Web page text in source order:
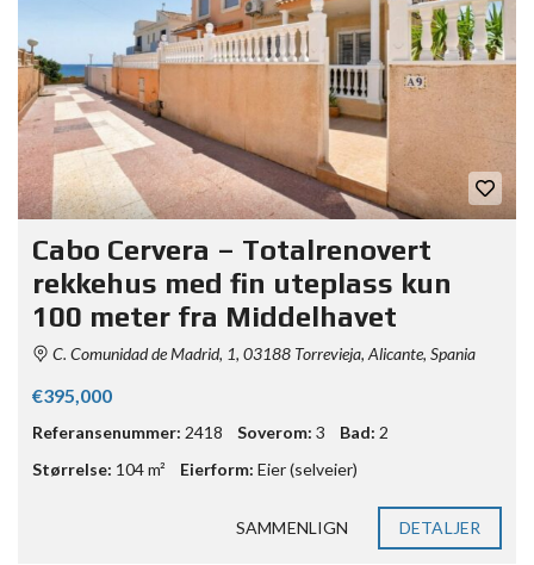
Cabo Cervera – Totalrenovert
rekkehus med fin uteplass kun
100 meter fra Middelhavet
C. Comunidad de Madrid, 1, 03188 Torrevieja, Alicante, Spania
€395,000
Referansenummer: 2418 Soverom: 3 Bad: 2
Størrelse: 104 m² Eierform: Eier (selveier)
SAMMENLIGN DETALJER